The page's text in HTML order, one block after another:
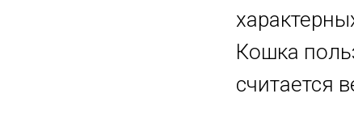
Кошка
считается